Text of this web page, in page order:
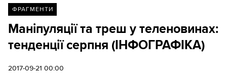
ФРАГМЕНТИ
Маніпуляції та треш у теленовинах:
тенденції серпня (ІНФОГРАФІКА)
2017-09-21 00:00